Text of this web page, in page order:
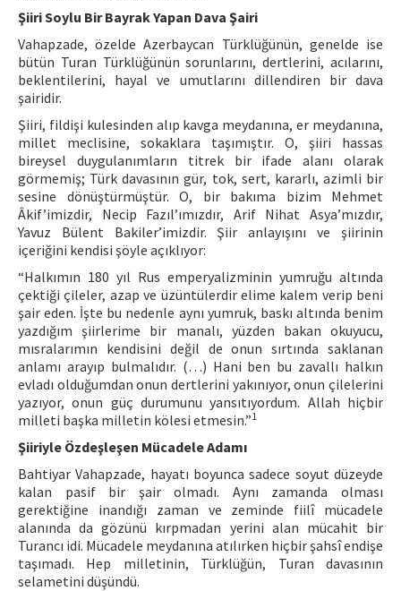
Şiiri Soylu Bir Bayrak Yapan Dava Şairi
Vahapzade, özelde Azerbaycan Türklüğünün, genelde ise
bütün Turan Türklüğünün sorunlarını, dertlerini, acılarını,
beklentilerini, hayal ve umutlarını dillendiren bir dava
şairidir.
Şiiri, fildişi kulesinden alıp kavga meydanına, er meydanına,
millet meclisine, sokaklara taşımıştır. O, şiiri hassas
bireysel duygulanımların titrek bir ifade alanı olarak
görmemiş; Türk davasının gür, tok, sert, kararlı, azimli bir
sesine dönüştürmüştür. O, bir bakıma bizim Mehmet
Âkif’imizdir, Necip Fazıl’ımızdır, Arif Nihat Asya’mızdır,
Yavuz Bülent Bakiler’imizdir. Şiir anlayışını ve şiirinin
içeriğini kendisi şöyle açıklıyor:
“Halkımın 180 yıl Rus emperyalizminin yumruğu altında
çektiği çileler, azap ve üzüntülerdir elime kalem verip beni
şair eden. İşte bu nedenle aynı yumruk, baskı altında benim
yazdığım şiirlerime bir manalı, yüzden bakan okuyucu,
mısralarımın kendisini değil de onun sırtında saklanan
anlamı arayıp bulmalıdır. (…) Hani ben bu zavallı halkın
evladı olduğumdan onun dertlerini yakınıyor, onun çilelerini
yazıyor, onun güç durumunu yansıtıyordum. Allah hiçbir
milleti başka milletin kölesi etmesin.”1
Şiiriyle Özdeşleşen Mücadele Adamı
Bahtiyar Vahapzade, hayatı boyunca sadece soyut düzeyde
kalan pasif bir şair olmadı. Aynı zamanda olması
gerektiğine inandığı zaman ve zeminde fiilî mücadele
alanında da gözünü kırpmadan yerini alan mücahit bir
Turancı idi. Mücadele meydanına atılırken hiçbir şahsî endişe
taşımadı. Hep milletinin, Türklüğün, Turan davasının
selametini düşündü.